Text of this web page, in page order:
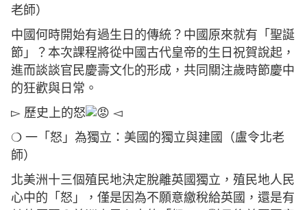
老師）
中國何時開始有過生日的傳統？中國原來就有「聖誕
節」？本次課程將從中國古代皇帝的生日祝賀說起，
進而談談官民慶壽文化的形成，共同關注歲時節慶中
的狂歡與日常。
▻ 歷史上的怒
◅
❍ 一「怒」為獨立：美國的獨立與建國（盧令北老
師）
北美洲十三個殖民地決定脫離英國獨立，殖民地人民
心中的「怒」，僅是因為不願意繳稅給英國，還是有